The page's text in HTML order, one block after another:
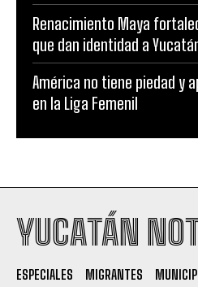
Renacimiento Maya
que dan identidad a
América no tiene piedad y
en la Liga Femenil
YUCATÁN
ESPECIALES MIGRANTES